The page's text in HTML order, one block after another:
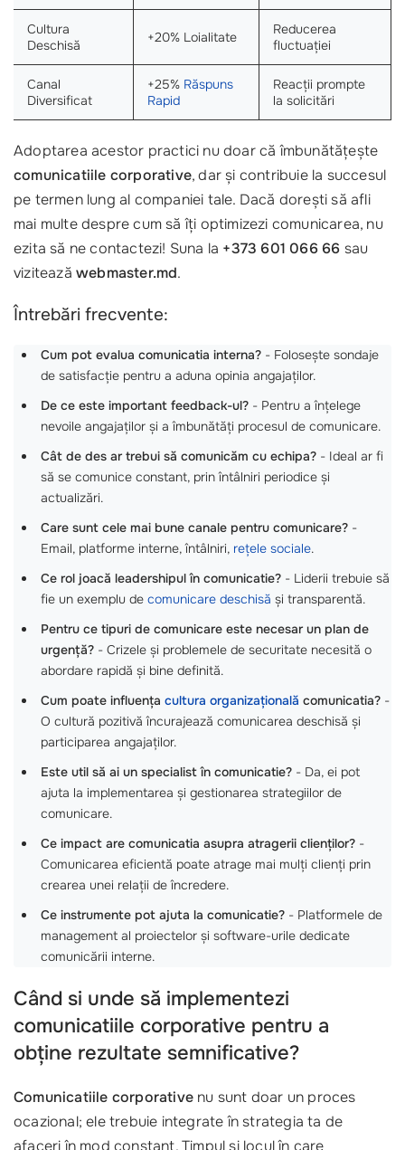
Cultura
Deschisă
+20% Loialitate
Reducerea
fluctuației
Canal
Diversificat
+25% Răspuns
Rapid
Reacții prompte
la solicitări
Adoptarea acestor practici nu doar că îmbunătățește
comunicatiile corporative, dar și contribuie la succesul
pe termen lung al companiei tale. Dacă dorești să afli
mai multe despre cum să îți optimizezi comunicarea, nu
ezita să ne contactezi! Suna la +373 601 066 66 sau
vizitează webmaster.md.
Întrebări frecvente:
Cum pot evalua comunicatia interna? - Folosește sondaje
de satisfacție pentru a aduna opinia angajaților.
De ce este important feedback-ul? - Pentru a înțelege
nevoile angajaților și a îmbunătăți procesul de comunicare.
Cât de des ar trebui să comunicăm cu echipa? - Ideal ar fi
să se comunice constant, prin întâlniri periodice și
actualizări.
Care sunt cele mai bune canale pentru comunicare? -
Email, platforme interne, întâlniri, rețele sociale.
Ce rol joacă leadershipul în comunicatie? - Liderii trebuie să
fie un exemplu de comunicare deschisă și transparentă.
Pentru ce tipuri de comunicare este necesar un plan de
urgență? - Crizele și problemele de securitate necesită o
abordare rapidă și bine definită.
Cum poate influența cultura organizațională comunicatia? -
O cultură pozitivă încurajează comunicarea deschisă și
participarea angajaților.
Este util să ai un specialist în comunicatie? - Da, ei pot
ajuta la implementarea și gestionarea strategiilor de
comunicare.
Ce impact are comunicatia asupra atragerii clienților? -
Comunicarea eficientă poate atrage mai mulți clienți prin
crearea unei relații de încredere.
Ce instrumente pot ajuta la comunicatie? - Platformele de
management al proiectelor și software-urile dedicate
comunicării interne.
Când si unde să implementezi
comunicatiile corporative pentru a
obține rezultate semnificative?
Comunicatiile corporative nu sunt doar un proces
ocazional; ele trebuie integrate în strategia ta de
afaceri în mod constant. Timpul și locul în care